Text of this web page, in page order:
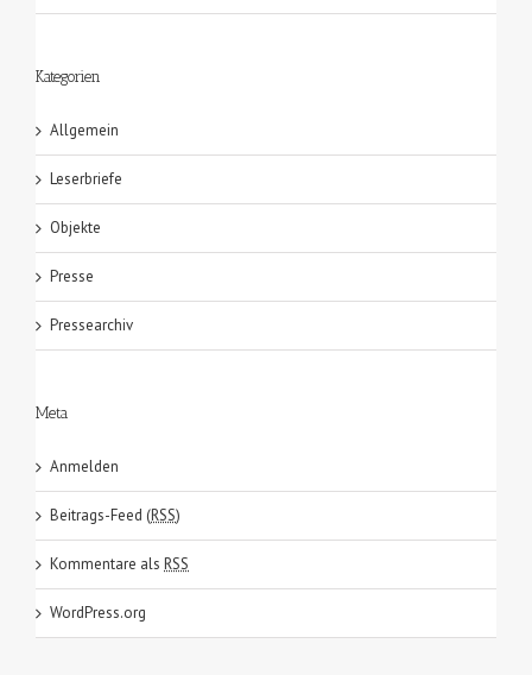
Kategorien
Allgemein
Leserbriefe
Objekte
Presse
Pressearchiv
Meta
Anmelden
Beitrags-Feed (RSS)
Kommentare als RSS
WordPress.org